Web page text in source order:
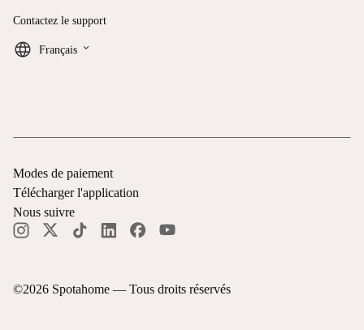
Contactez le support
Français keyboard_arrow_down
©2026 Spotahome — Tous droits réservés
Modes de paiement
Télécharger l'application
Nous suivre